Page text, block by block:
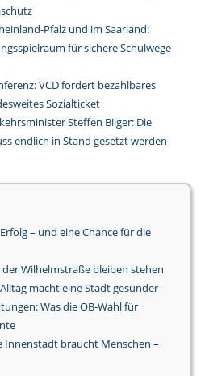
Pfalz und im Saarland:
für sichere Schulwege
VCD fordert bezahlbares
Sozialticket
Steffen Bilger: Die
endlich in Stand gesetzt werden
– und eine Chance für die
Wilhelmstraße bleiben stehen
macht eine Stadt gesünder
Was die OB-Wahl für
Innenstadt braucht Menschen –